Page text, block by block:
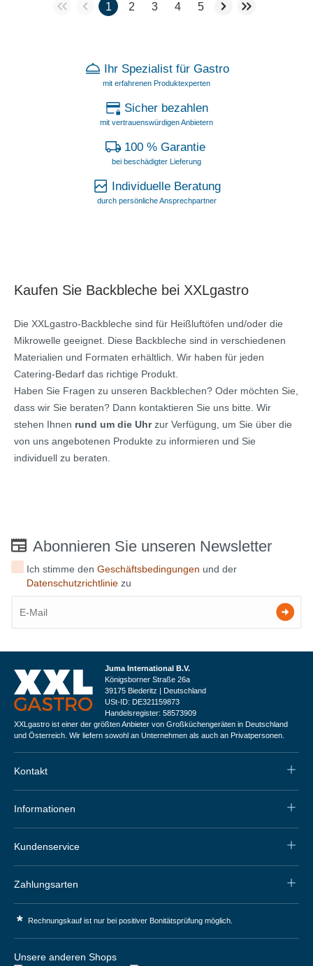
1 2 3 4 5
Ihr Spezialist für Gastro
mit erfahrenen Produktexperten
Sicher bezahlen
mit vertrauenswürdigen Anbietern
100 % Garantie
bei beschädigter Lieferung
Individuelle Beratung
durch persönliche Ansprechpartner
Kaufen Sie Backbleche bei XXLgastro
Die XXLgastro-Backbleche sind für Heißluftöfen und/oder die
Mikrowelle geeignet. Diese Backbleche sind in verschiedenen
Materialien und Formaten erhältlich. Wir haben für jeden
Catering-Bedarf das richtige Produkt.
Haben Sie Fragen zu unseren Backblechen? Oder möchten Sie,
dass wir Sie beraten? Dann kontaktieren Sie uns bitte. Wir
stehen Ihnen rund um die Uhrzur Verfügung, um Sie über die
von uns angebotenen Produkte zu informieren und Sie
individuell zu beraten.
Abonnieren Sie unseren Newsletter
Ich stimme denGeschäftsbedingungen und der
Datenschutzrichtlinie zu
Juma International B.V.
Königsborner Straße 26a
39175 Biederitz | Deutschland
USt-ID: DE321159873
Handelsregister: 58573909
XXLgastro ist einer der größten Anbieter von Großküchengeräten in Deutschland
und Österreich. Wir liefern sowohl an Unternehmen als auch an Privatpersonen.
Kontakt
Informationen
Kundenservice
Zahlungsarten
* Rechnungskauf ist nur bei positiver Bonitätsprüfung möglich.
Unsere anderen Shops